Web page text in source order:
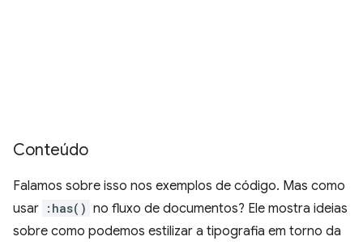
Conteúdo
Falamos sobre isso nos exemplos de código. Mas como
usar :has() no fluxo de documentos? Ele mostra ideias
sobre como podemos estilizar a tipografia em torno da